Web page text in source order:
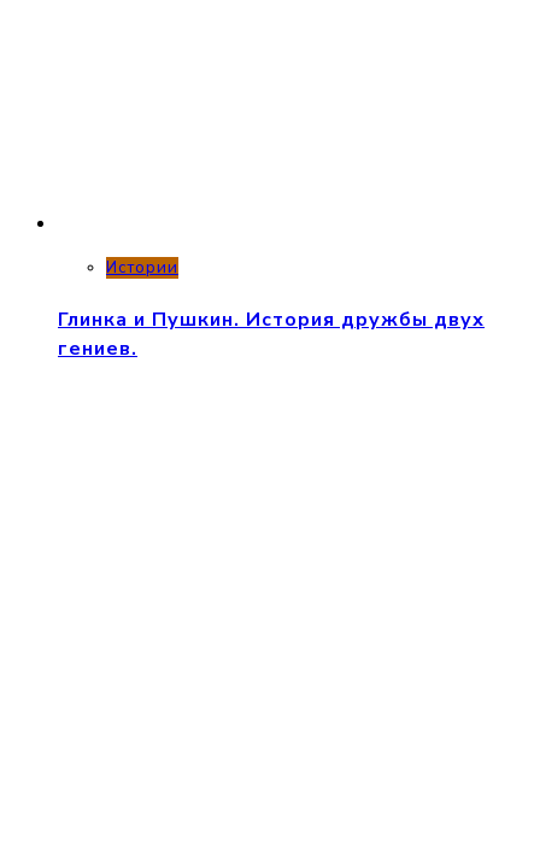
Истории
Глинка и Пушкин. История дружбы двух
гениев.